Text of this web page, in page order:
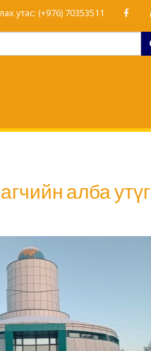
утас: (+976) 70353511
алба утүг